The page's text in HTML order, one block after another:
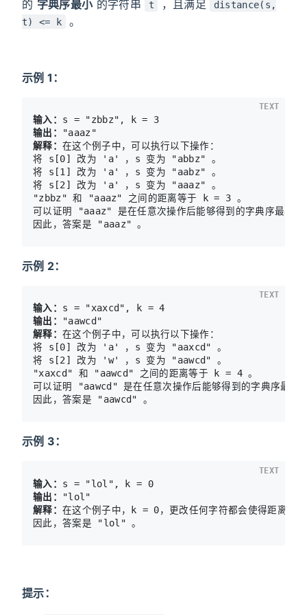
的 字典序最小的字符串 t ，且满足
distance(s,
t) <= k
。
示例 1：
输入：
输出：
解释： 在这个例子中，可以执行以下操作：
将 s[0] 改为 'a' ，s 变为 "abbz" 。
将 s[1] 改为 'a' ，s 变为 "aabz" 。
将 s[2] 改为 'a' ，s 变为 "aaaz" 。
"zbbz" 和 "aaaz" 之间的距离等于 k = 3 。
可以证明 "aaaz" 是在任意次操作后能够得到的字典序最小的
TEXT
示例 2：
输入：
输出：
解释： 在这个例子中，可以执行以下操作：
将 s[0] 改为 'a' ，s 变为 "aaxcd" 。
将 s[2] 改为 'w' ，s 变为 "aawcd" 。
"xaxcd" 和 "aawcd" 之间的距离等于 k = 4 。
可以证明 "aawcd" 是在任意次操作后能够得到的字典序最小
TEXT
示例 3：
输入：
输出：
解释： 在这个例子中，k = 0，更改任何字符都会使得距离大
因此，答案是 "lol" 。
TEXT
提示：